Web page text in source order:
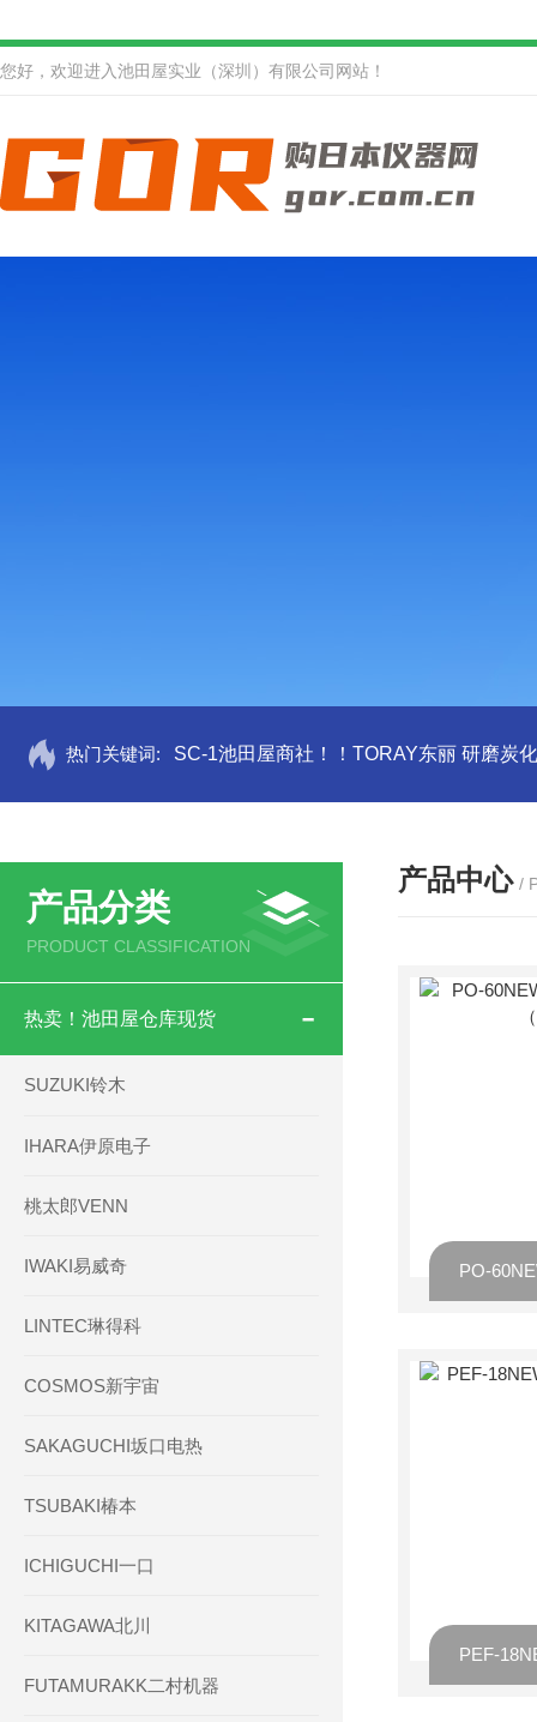
您好，欢迎进入池田屋实业（深圳）有限公司网站！
热门关键词: SC-1池田屋商社！！TORAY东丽 研磨炭
产品分类
PRODUCT CLASSIFICATION
热卖！池田屋仓库现货
SUZUKI铃木
IHARA伊原电子
桃太郎VENN
IWAKI易威奇
LINTEC琳得科
COSMOS新宇宙
SAKAGUCHI坂口电热
TSUBAKI椿本
ICHIGUCHI一口
KITAGAWA北川
FUTAMURAKK二村机器
产品中心 /